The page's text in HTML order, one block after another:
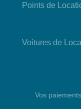
Points de
Voitures de
Vos